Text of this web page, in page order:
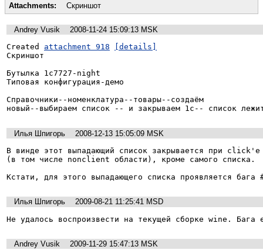
Attachments:
Скриншот
Andrey Vusik
2008-11-24 15:09:13 MSK
Created attachment 918
[details]
Скриншот
Бутылка 1с7727-night
Типовая конфигурация-демо
Справочники--номенклатура--товары--создаём
новый--выбираем список -- и закрываем 1с-- список
Илья Шпигорь
2008-12-13 15:05:09 MSK
В винде этот выпадающий список закрывается при click'е
(в том числе nonclient области), кроме самого списка.
Кстати, для этого выпадающего списка проявляется бага
Илья Шпигорь
2009-08-21 11:25:41 MSD
Не удалось воспроизвести на текущей сборке wine. Бага
Andrey Vusik
2009-11-29 15:47:13 MSK